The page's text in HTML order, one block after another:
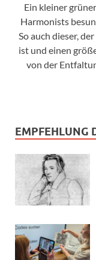
Ein kleiner
Harmonists
So auch dieser,
ist und einen
von der
EMPFEHLUNG